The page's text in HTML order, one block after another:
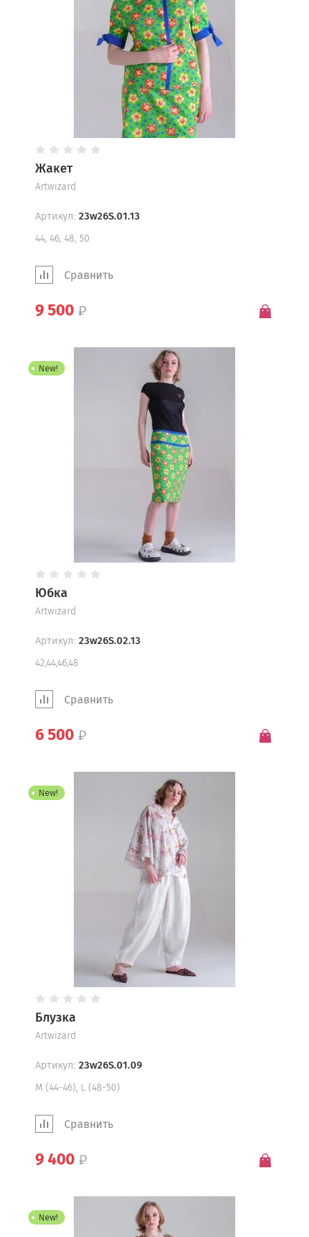
Доставка и оплата
Возврат
Таблица размеров
Контакты
Интернет магазин российской дизайнерской одежды
Жакет
Artwizard
Артикул: 23w26S.01.13
44, 46, 48, 50
Сравнить
9 500
New!
Юбка
Artwizard
Артикул: 23w26S.02.13
42,44,46,48
Сравнить
6 500
New!
Блузка
Artwizard
Артикул: 23w26S.01.09
М (44-46), L (48-50)
Сравнить
9 400
New!